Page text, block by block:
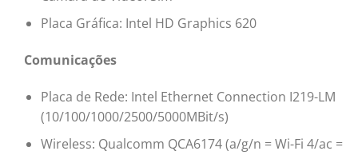
Placa Gráfica: Intel HD Graphics 620
Comunicações
Placa de Rede: Intel Ethernet Connection I219-LM
(10/100/1000/2500/5000MBit/s)
Wireless: Qualcomm QCA6174 (a/g/n = Wi-Fi 4/ac =